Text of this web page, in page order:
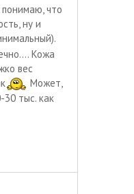
что
ну и
Кожа
вес
Может,
тыс. как